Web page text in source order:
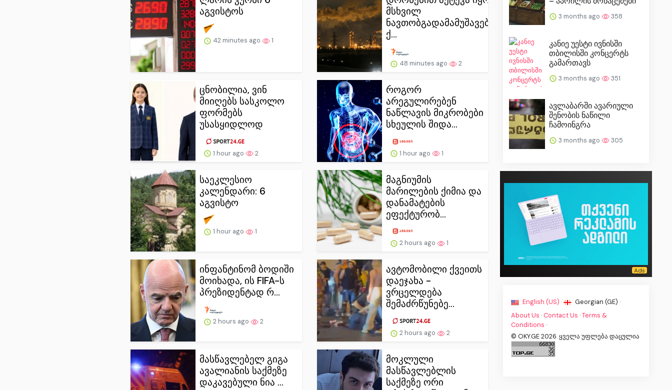
აგვისტოს
42 minutes ago 1
მსხვილ
ნავთობგადამამუშავებელ
ქ...
48 minutes ago 2
ცნობილია, ვინ
მიიღებს სასკოლო
ფორმებს
უსასყიდლოდ
1 hour ago 2
როგორ
არეგულირებენ
ნაწლავის მიკრობები
სხეულის შიდა...
1 hour ago 1
საეკლესიო
კალენდარი: 6
აგვისტო
1 hour ago 1
მაგნიუმის
მარილების ქიმია და
დანამატების
ეფექტურობ...
2 hours ago 1
ინფანტინომ ბოდიში
მოიხადა, ის FIFA-ს
პრეზიდენტად რ...
2 hours ago 2
ავტომობილი ქვეითს
დაეჯახა -
ვრცელდება
შემაძრწუნებე...
2 hours ago 2
მასწავლებელ გიგა
ავალიანის საქმეზე
დაკავებული ნია ...
მოკლული
მასწავლებლის
საქმეზე ორი
3 months ago 358
კანიე უესტი ივნისში
თბილისში კონცერტს
გამართავს
3 months ago 351
ავლაბარში ავარიული
შენობის ნაწილი
ჩამოინგრა
3 months ago 305
English (US) ·
Georgian (GE) ·
About Us · Contact Us ·Terms &
Conditions ·
© OKY.GE 2026. ყველა უფლება დაცულია